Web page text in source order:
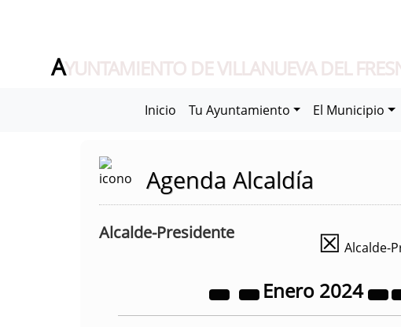
AYUNTAMIENTO DE VILLANUEVA DEL
Inicio Tu Ayuntamiento El Municipio
Agenda Alcaldía
Alcalde-Presidente ☒ Alcalde-
Enero 2024